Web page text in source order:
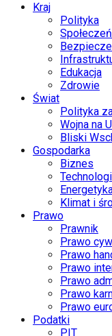
Kraj
Polityka
Edukacja
Zdrowie
Świat
Polityka
Wojna na
Bliski
Gospodarka
Biznes
Klimat i
Prawo
Prawnik
Prawo
Prawo
Prawo
Prawo
Prawo
Prawo
Podatki
PIT